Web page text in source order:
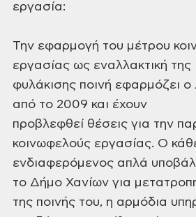
εργασία:
Την εφαρμογή του μέτρου
εργασίας ως εναλλακτική της
φυλάκισης ποινή εφαρμόζει
από το 2009 και έχουν
προβλεφθεί θέσεις για την
κοινωφελούς εργασίας. Ο
ενδιαφερόμενος απλά
το Δήμο Χανίων για
της ποινής του, η αρμόδια